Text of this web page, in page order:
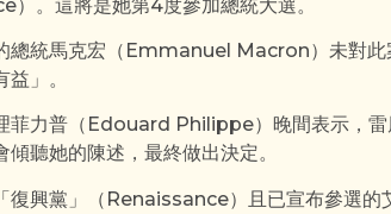
。這將是她第4度參加總統大選。
總統馬克宏（Emmanuel Macron）未對此
」。
菲力普（Edouard Philippe）晚間表示，雷
傾聽她的陳述，最終做出決定。
復興黨」（Renaissance）且已宣布參選